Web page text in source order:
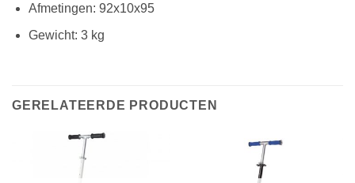
Afmetingen: 92x10x95
Gewicht: 3 kg
GERELATEERDE PRODUCTEN